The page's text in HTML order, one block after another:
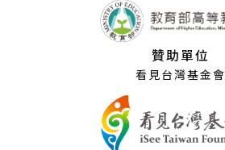
贊助單位
看見台灣基金會